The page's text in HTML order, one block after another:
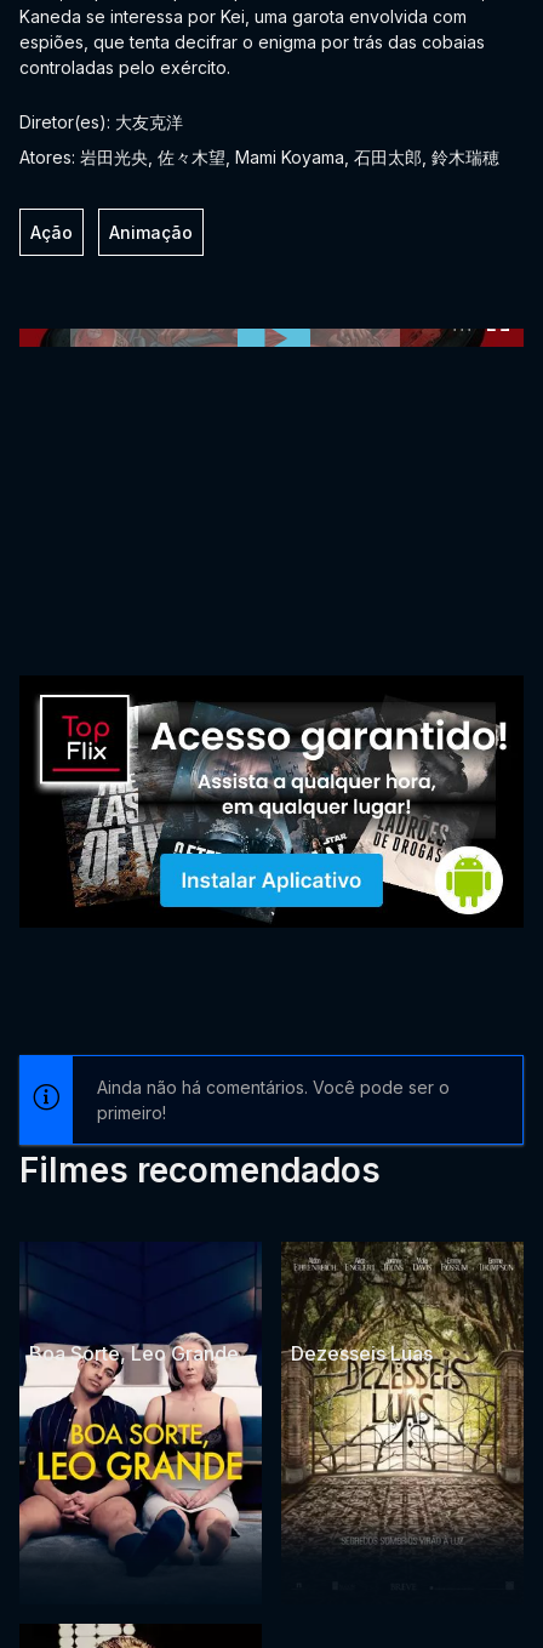
Kaneda se interessa por Kei, uma garota envolvida com
espiões, que tenta decifrar o enigma por trás das cobaias
controladas pelo exército.
Diretor(es): 大友克洋
Atores: 岩田光央, 佐々木望, Mami Koyama, 石田太郎, 鈴木瑞穂
Ação Animação
Ainda não há comentários. Você pode ser o
primeiro!
Filmes recomendados
Boa Sorte, Leo Grande Dezesseis Luas